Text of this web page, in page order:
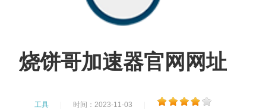
烧饼哥加速器官网网址
工具 时间：2023-11-03